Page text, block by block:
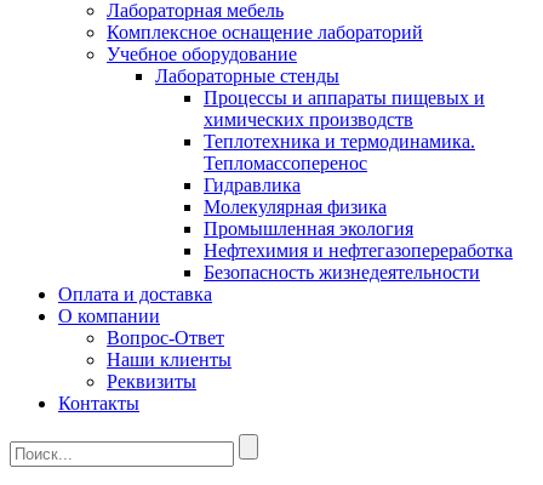
Лабораторная мебель
Комплексное оснащение лабораторий
Учебное оборудование
Лабораторные стенды
Процессы и аппараты пищевых и
химических производств
Теплотехника и термодинамика.
Тепломассоперенос
Гидравлика
Молекулярная физика
Промышленная экология
Нефтехимия и нефтегазопереработка
Безопасность жизнедеятельности
Оплата и доставка
О компании
Вопрос-Ответ
Наши клиенты
Реквизиты
Контакты